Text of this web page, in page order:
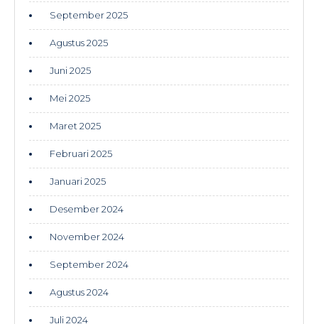
September 2025
Agustus 2025
Juni 2025
Mei 2025
Maret 2025
Februari 2025
Januari 2025
Desember 2024
November 2024
September 2024
Agustus 2024
Juli 2024